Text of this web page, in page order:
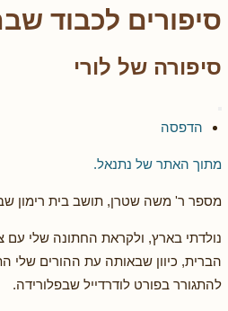
סיפורים לכבוד
סיפורה של לורי
הדפסה
מתוך האתר של נתנאל.
מספר ר' משה שטרן, תושב בית רימון
נולדתי בארץ, ולקראת החתונה שלי עם
הברית, כיוון שבאותה עת ההורים
להתגורר בפורט לודרדייל שבפלורידה.